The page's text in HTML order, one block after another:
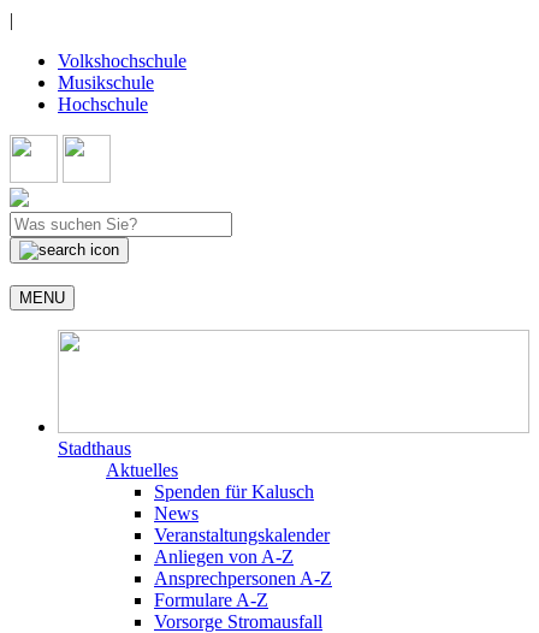
|
Volkshochschule
Musikschule
Hochschule
MENU
Stadthaus
Aktuelles
Spenden für Kalusch
News
Veranstaltungskalender
Anliegen von A-Z
Ansprechpersonen A-Z
Formulare A-Z
Vorsorge Stromausfall